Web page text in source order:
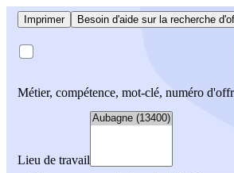
Imprimer Besoin d'aide sur la recherche
Métier, compétence, mot-clé, numéro
Lieu de travail